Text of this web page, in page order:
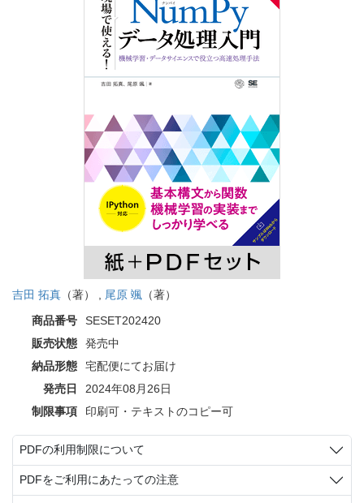
吉田 拓真 （著） , 尾原 颯
（著）
商品番号
SESET202420
販売状態
発売中
納品形態
宅配便にてお届け
発売日
2024年08月26日
制限事項
印刷可・テキストのコピー可
PDFの利用制限について
PDFをご利用にあたっての注意